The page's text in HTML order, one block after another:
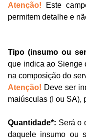
Atenção!
Este
permitem detalhe e
Tipo (insumo ou
que indica ao Sienge
na composição do
Atenção! Deve ser
maiúsculas (I ou SA),
Quantidade*: Seráo
daquele insumo ou